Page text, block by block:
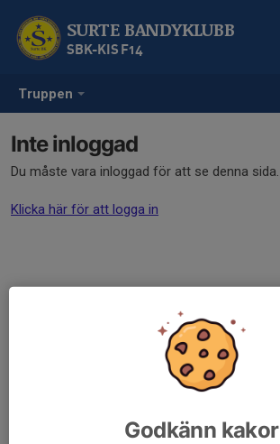
Truppen
SURTE BANDYKLUBB
SBK-KIS F14
Inte inloggad
Du måste vara inloggad för att se denna sida.
Klicka här för att logga in
Godkänn kakor